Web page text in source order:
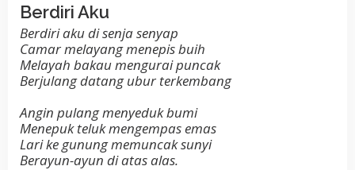
Berdiri Aku
Berdiri aku di senja senyap
Camar melayang menepis buih
Melayah bakau mengurai puncak
Berjulang datang ubur terkembang
Angin pulang menyeduk bumi
Menepuk teluk mengempas emas
Lari ke gunung memuncak sunyi
Berayun-ayun di atas alas.